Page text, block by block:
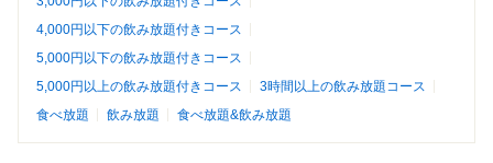
4,000円以下の飲み放題付きコース
5,000円以下の飲み放題付きコース
5,000円以上の飲み放題付きコース
3時間以上の飲み放題コース
食べ放題
飲み放題 食べ放題&飲み放題